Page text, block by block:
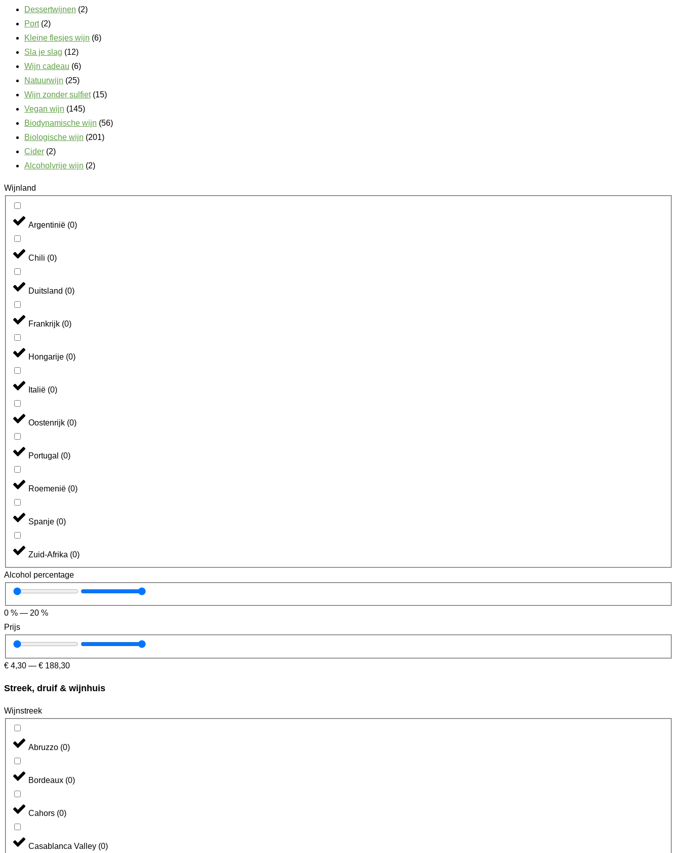
Dessertwijnen (2)
Port (2)
Kleine flesjes wijn (6)
Sla je slag (12)
Wijn cadeau (6)
Natuurwijn (25)
Wijn zonder sulfiet (15)
Vegan wijn (145)
Biodynamische wijn (56)
Biologische wijn (201)
Cider (2)
Alcoholvrije wijn (2)
Wijnland
Argentinië (0)
Chili (0)
Duitsland (0)
Frankrijk (0)
Hongarije (0)
Italië (0)
Oostenrijk (0)
Portugal (0)
Roemenië (0)
Spanje (0)
Zuid-Afrika (0)
Alcohol percentage
0 % — 20 %
Prijs
€ 4,30 — € 188,30
Streek, druif & wijnhuis
Wijnstreek
Abruzzo (0)
Bordeaux (0)
Cahors (0)
Casablanca Valley (0)